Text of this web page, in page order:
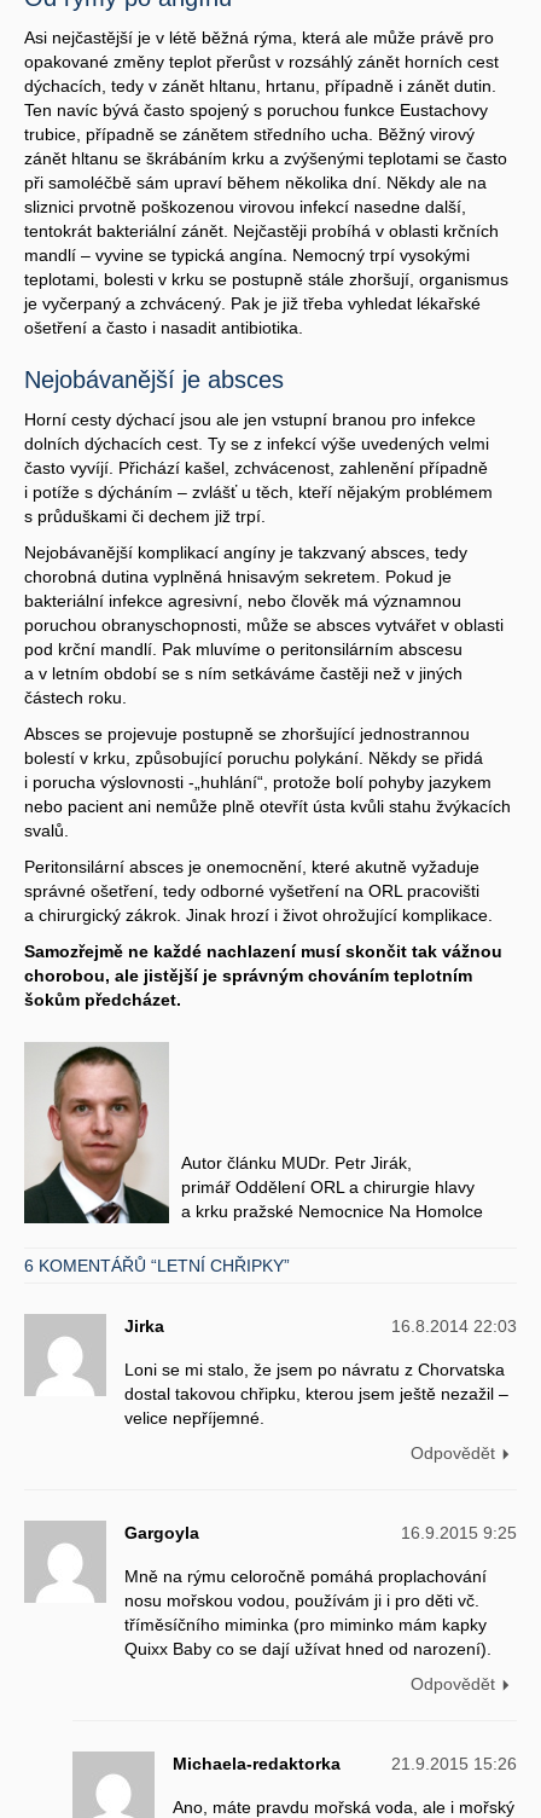
Asi nejčastější je v létě běžná rýma, která ale může právě pro
opakované změny teplot přerůst v rozsáhlý zánět horních cest
dýchacích, tedy v zánět hltanu, hrtanu, případně i zánět dutin.
Ten navíc bývá často spojený s poruchou funkce Eustachovy
trubice, případně se zánětem středního ucha. Běžný virový
zánět hltanu se škrábáním krku a zvýšenými teplotami se často
při samoléčbě sám upraví během několika dní. Někdy ale na
sliznici prvotně poškozenou virovou infekcí nasedne další,
tentokrát bakteriální zánět. Nejčastěji probíhá v oblasti krčních
mandlí – vyvine se typická angína. Nemocný trpí vysokými
teplotami, bolesti v krku se postupně stále zhoršují, organismus
je vyčerpaný a zchvácený. Pak je již třeba vyhledat lékařské
ošetření a často i nasadit antibiotika.
Nejobávanější je absces
Horní cesty dýchací jsou ale jen vstupní branou pro infekce
dolních dýchacích cest. Ty se z infekcí výše uvedených velmi
často vyvíjí. Přichází kašel, zchvácenost, zahlenění případně
i potíže s dýcháním – zvlášť u těch, kteří nějakým problémem
s průduškami či dechem již trpí.
Nejobávanější komplikací angíny je takzvaný absces, tedy
chorobná dutina vyplněná hnisavým sekretem. Pokud je
bakteriální infekce agresivní, nebo člověk má významnou
poruchou obranyschopnosti, může se absces vytvářet v oblasti
pod krční mandlí. Pak mluvíme o peritonsilárním abscesu
a v letním období se s ním setkáváme častěji než v jiných
částech roku.
Absces se projevuje postupně se zhoršující jednostrannou
bolestí v krku, způsobující poruchu polykání. Někdy se přidá
i porucha výslovnosti -„huhlání“, protože bolí pohyby jazykem
nebo pacient ani nemůže plně otevřít ústa kvůli stahu žvýkacích
svalů.
Peritonsilární absces je onemocnění, které akutně vyžaduje
správné ošetření, tedy odborné vyšetření na ORL pracovišti
a chirurgický zákrok. Jinak hrozí i život ohrožující komplikace.
Samozřejmě ne každé nachlazení musí skončit tak vážnou
chorobou, ale jistější je správným chováním teplotním
šokům předcházet.
Autor článku MUDr. Petr Jirák,
primář Oddělení ORL a chirurgie hlavy
a krku pražské Nemocnice Na Homolce
6 KOMENTÁŘŮ “LETNÍ CHŘIPKY”
Jirka 16.8.2014 22:03
Loni se mi stalo, že jsem po návratu z Chorvatska
dostal takovou chřipku, kterou jsem ještě nezažil –
velice nepříjemné.
Odpovědět
Gargoyla 16.9.2015 9:25
Mně na rýmu celoročně pomáhá proplachování
nosu mořskou vodou, používám ji i pro děti vč.
tříměsíčního miminka (pro miminko mám kapky
Quixx Baby co se dají užívat hned od narození).
Odpovědět
Michaela-redaktorka 21.9.2015 15:26
Ano, máte pravdu mořská voda, ale i mořský